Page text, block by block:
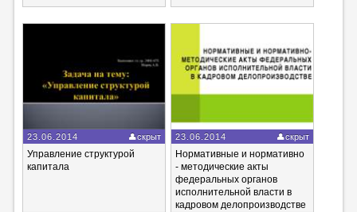
23.06.2014 скрыт
Управление структурой
капитала
23.06.2014 скрыт
Нормативные и нормативно
- методические акты
федеральных органов
исполнительной власти в
кадровом делопроизводстве